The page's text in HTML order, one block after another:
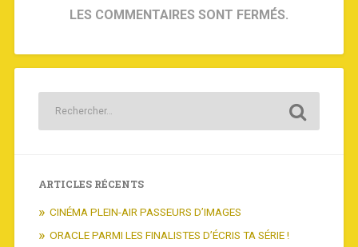
LES COMMENTAIRES SONT FERMÉS.
ARTICLES RÉCENTS
CINÉMA PLEIN-AIR PASSEURS D’IMAGES
ORACLE PARMI LES FINALISTES D’ÉCRIS TA SÉRIE !